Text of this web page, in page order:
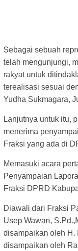
Sebagai sebuah
telah mengunjungi,
rakyat untuk
terealisasi sesuai
Yudha Sukmagara,
Lanjutnya untuk itu,
menerima
Fraksi yang ada di
Memasuki acara
Penyampaian
Fraksi DPRD
Diawali dari Fraksi
Usep Wawan,
disampaikan oleh H.
disampaikan oleh